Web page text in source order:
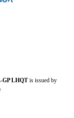
GP LHQT is issued by